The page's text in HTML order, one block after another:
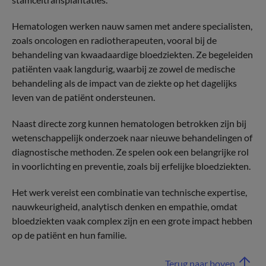
Hematologen werken nauw samen met andere specialisten,
zoals oncologen en radiotherapeuten, vooral bij de
behandeling van kwaadaardige bloedziekten. Ze begeleiden
patiënten vaak langdurig, waarbij ze zowel de medische
behandeling als de impact van de ziekte op het dagelijks
leven van de patiënt ondersteunen.
Naast directe zorg kunnen hematologen betrokken zijn bij
wetenschappelijk onderzoek naar nieuwe behandelingen of
diagnostische methoden. Ze spelen ook een belangrijke rol
in voorlichting en preventie, zoals bij erfelijke bloedziekten.
Het werk vereist een combinatie van technische expertise,
nauwkeurigheid, analytisch denken en empathie, omdat
bloedziekten vaak complex zijn en een grote impact hebben
op de patiënt en hun familie.
Terug naar boven